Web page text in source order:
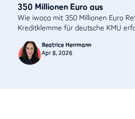
350 Millionen Euro aus
Wie iwoca mit 350 Millionen Euro
Kreditklemme für deutsche KMU
Beatrice Herrmann
Apr 8, 2026